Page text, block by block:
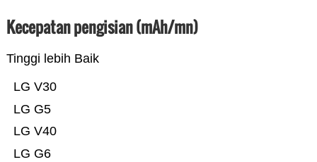
Kecepatan pengisian (mAh/mn)
Tinggi lebih Baik
LG G6
LG V40
LG G5
LG V30